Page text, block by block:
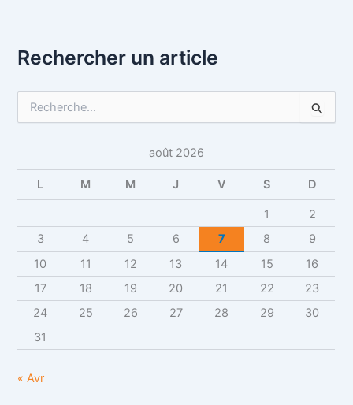
Rechercher un article
e
août 2026
L M M J V S D
1
2
3
4 5 6 7 8
9
10
11 12 13 14 15
16
17
18 19 20 21 22
23
24
25 26 27 28 29
30
31
« Avr